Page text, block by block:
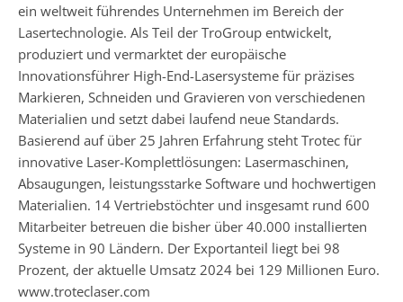
ein weltweit führendes Unternehmen im Bereich der
Lasertechnologie. Als Teil der TroGroup entwickelt,
produziert und vermarktet der europäische
Innovationsführer High-End-Lasersysteme für präzises
Markieren, Schneiden und Gravieren von verschiedenen
Materialien und setzt dabei laufend neue Standards.
Basierend auf über 25 Jahren Erfahrung steht Trotec für
innovative Laser-Komplettlösungen: Lasermaschinen,
Absaugungen, leistungsstarke Software und hochwertigen
Materialien. 14 Vertriebstöchter und insgesamt rund 600
Mitarbeiter betreuen die bisher über 40.000 installierten
Systeme in 90 Ländern. Der Exportanteil liegt bei 98
Prozent, der aktuelle Umsatz 2024 bei 129 Millionen Euro.
www.troteclaser.com